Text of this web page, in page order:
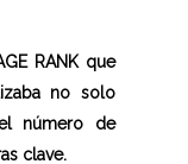
RANK que
no solo
número de
clave.